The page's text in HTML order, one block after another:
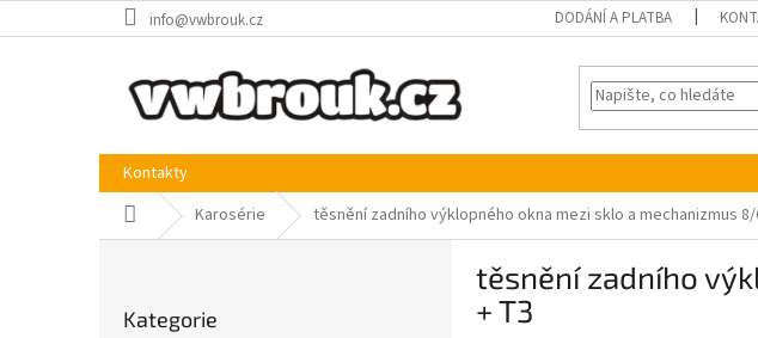
na
info@vwbrouk.cz DODÁNÍ A PLATBA
Kontakty
Domů Karosérie těsnění zadního výklopného okna mezi sklo a mechanizmus 8/
kategorie
Kategorie
těsnění zadního
+ T3